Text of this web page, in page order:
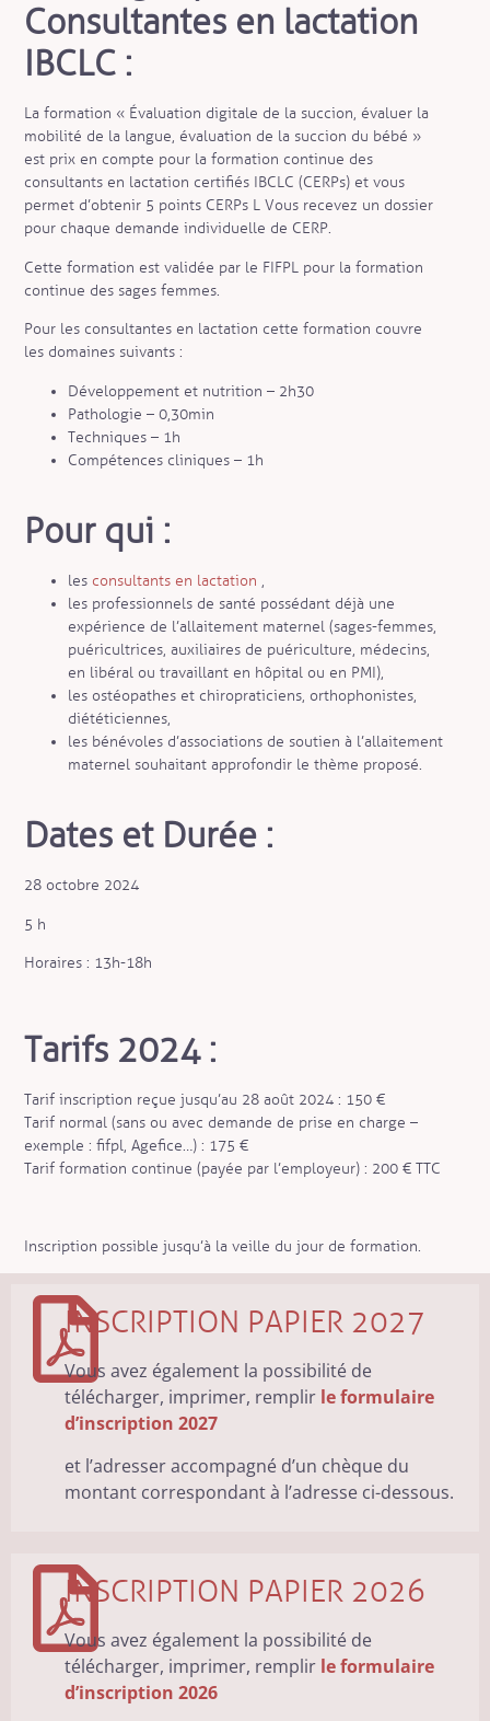
Consultantes en lactation
IBCLC :
La formation « Évaluation digitale de la succion, évaluer la
mobilité de la langue, évaluation de la succion du bébé »
est prix en compte pour la formation continue des
consultants en lactation certifiés IBCLC (CERPs) et vous
permet d’obtenir 5 points CERPs L Vous recevez un dossier
pour chaque demande individuelle de CERP.
Cette formation est validée par le FIFPL pour la formation
continue des sages femmes.
Pour les consultantes en lactation cette formation couvre
les domaines suivants :
Développement et nutrition – 2h30
Pathologie – 0,30min
Techniques – 1h
Compétences cliniques – 1h
Pour qui :
les consultants en lactation ,
les professionnels de santé possédant déjà une
expérience de l’allaitement maternel (sages-femmes,
puéricultrices, auxiliaires de puériculture, médecins,
en libéral ou travaillant en hôpital ou en PMI),
les ostéopathes et chiropraticiens, orthophonistes,
diététiciennes,
les bénévoles d’associations de soutien à l’allaitement
maternel souhaitant approfondir le thème proposé.
Dates et Durée :
28 octobre 2024
5 h
Horaires : 13h-18h
Tarifs 2024 :
Tarif inscription reçue jusqu’au 28 août 2024 : 150 €
Tarif normal (sans ou avec demande de prise en charge –
exemple : fifpl, Agefice…) : 175 €
Tarif formation continue (payée par l’employeur) : 200 € TTC
Inscription possible jusqu’à la veille du jour de formation.
INSCRIPTION PAPIER 2027
Vous avez également la possibilité de
télécharger, imprimer, remplir le formulaire
d’inscription 2027
et l’adresser accompagné d’un chèque du
montant correspondant à l’adresse ci-dessous.
INSCRIPTION PAPIER 2026
Vous avez également la possibilité de
télécharger, imprimer, remplir le formulaire
d’inscription 2026